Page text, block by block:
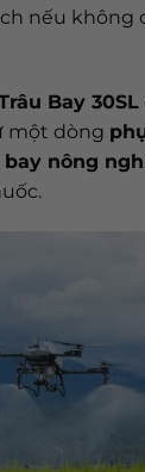
nếu không
Bay 30SL
một dòng
nông